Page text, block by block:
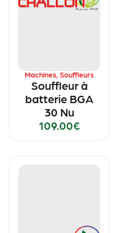
Machines,Souffleurs
Souffleur à
batterie BGA
30 Nu
109.00€